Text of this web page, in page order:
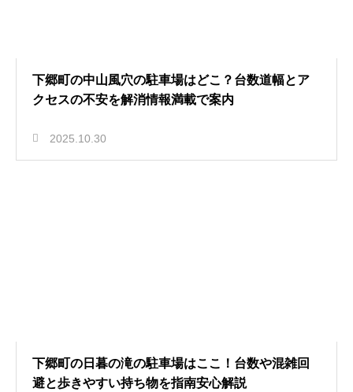
下郷町の中山風穴の駐車場はどこ？台数道幅とア
クセスの不安を解消情報満載で案内
2025.10.30
下郷町の日暮の滝の駐車場はここ！台数や混雑回
避と歩きやすい持ち物を指南安心解説